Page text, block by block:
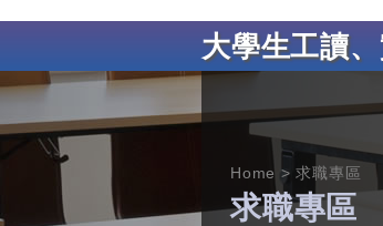
大學生工讀
Home 求職專區
求職專區